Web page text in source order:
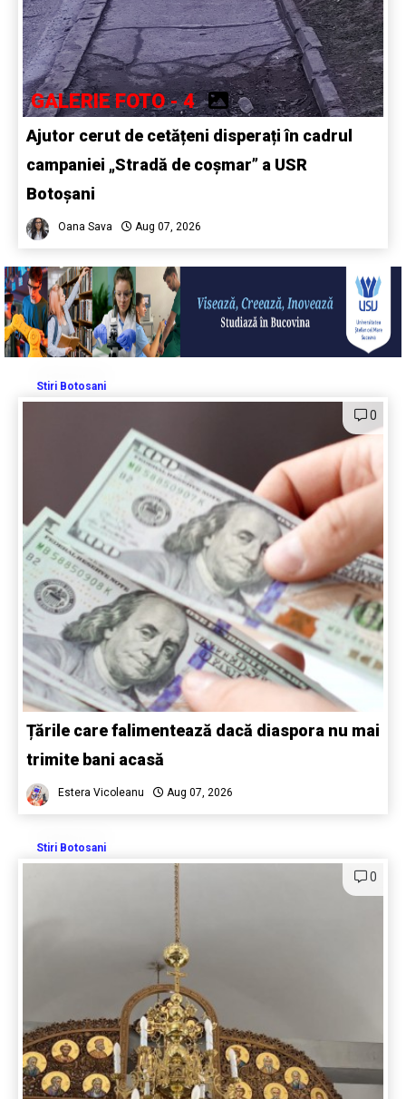
GALERIE FOTO - 4
Ajutor cerut de cetățeni disperați în cadrul
campaniei „Stradă de coșmar” a USR
Botoșani
Oana Sava Aug 07, 2026
Stiri Botosani
0
Țările care falimentează dacă diaspora nu mai
trimite bani acasă
Estera Vicoleanu Aug 07, 2026
Stiri Botosani
0